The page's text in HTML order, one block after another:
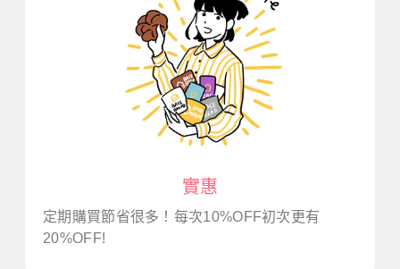
實惠
定期購買節省很多！每次10%OFF初次更有
20%OFF!